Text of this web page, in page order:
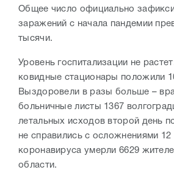
Общее число официально
заражений с начала пандемии
тысячи.
Уровень госпитализации не
ковидные стационары положили
Выздоровели в разы больше –
больничные листы 1367
летальных исходов второй день
не справились с осложнениями 12
коронавируса умерли 6629
области.